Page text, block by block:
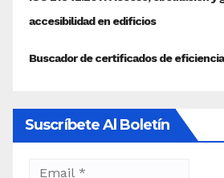
Suscríbete Al Boletín